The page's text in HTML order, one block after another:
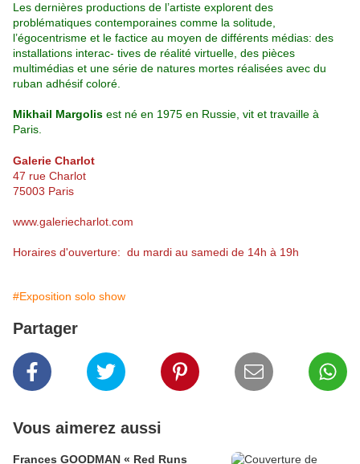
Les dernières productions de l’artiste explorent des
problématiques contemporaines comme la solitude,
l’égocentrisme et le factice au moyen de différents médias: des
installations interac- tives de réalité virtuelle, des pièces
multimédias et une série de natures mortes réalisées avec du
ruban adhésif coloré.
Mikhail Margolis est né en 1975 en Russie, vit et travaille à
Paris.
Galerie Charlot
47 rue Charlot
75003 Paris
www.galeriecharlot.com
Horaires d'ouverture: du mardi au samedi de 14h à 19h
#Exposition solo show
Partager
Vous aimerez aussi
Frances GOODMAN « Red Runs